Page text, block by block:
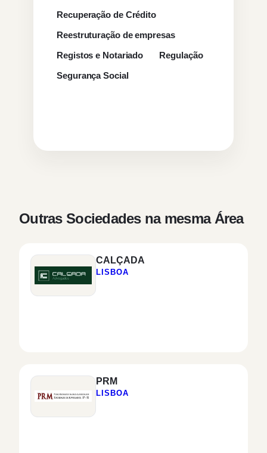
Recuperação de Crédito
Reestruturação de empresas
Registos e Notariado
Regulação
Segurança Social
Outras Sociedades na mesma Área
CALÇADA
LISBOA
PRM
LISBOA